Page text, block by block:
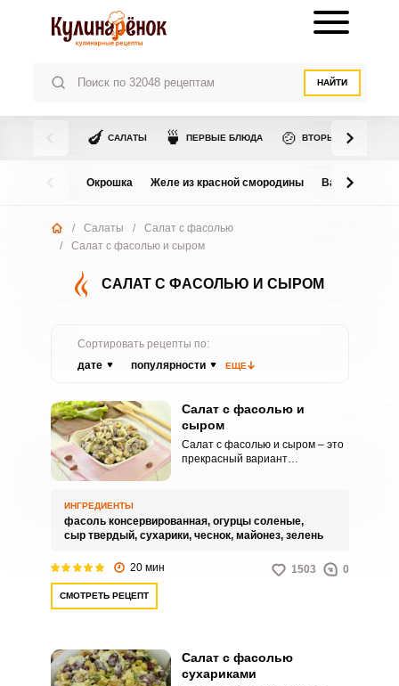
НАЙТИ
🍆 САЛАТЫ 🍵 ПЕРВЫЕ БЛЮДА 🍲 ВТОРЫЕ БЛЮДА
Окрошка Желе из красной смородины Варенье из
/ Салаты /
Салат с фасолью
/
Салат с фасолью и сыром
САЛАТ С ФАСОЛЬЮ И СЫРОМ
Сортировать рецепты по:
дате
популярности ЕЩЕ
Салат с фасолью и
сыром
Салат с фасолью и сыром – это
прекрасный вариант
обработки продуктов. Все
максимально просто.
ИНГРЕДИЕНТЫ
фасоль консервированная, огурцы соленые,
сыр твердый, сухарики, чеснок, майонез, зелень
20 мин 1503 0
СМОТРЕТЬ РЕЦЕПТ
Салат с фасолью
сухариками